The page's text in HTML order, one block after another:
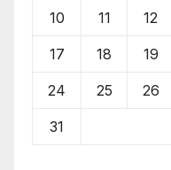
10 11 12
17 18 19
24 25 26
31